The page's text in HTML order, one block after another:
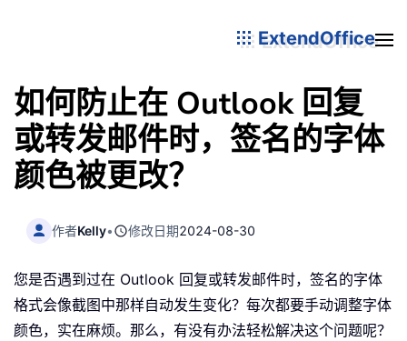
ExtendOffice
如何防止在 Outlook 回复
或转发邮件时，签名的字体
颜色被更改？
作者Kelly• 修改日期2024-08-30
您是否遇到过在 Outlook 回复或转发邮件时，签名的字体
格式会像截图中那样自动发生变化？每次都要手动调整字体
颜色，实在麻烦。那么，有没有办法轻松解决这个问题呢？